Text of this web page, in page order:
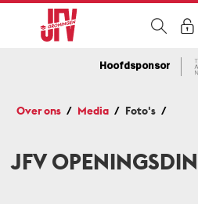
Hoofdsponsor
Over ons Media Foto's
JFV